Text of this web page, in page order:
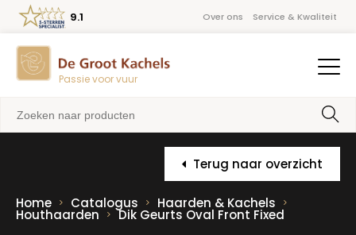
Over ons Service & Kwaliteit
Passie voor vuur
9.1
Terug naar overzicht
Home Catalogus Haarden & Kachels
Houthaarden Dik Geurts Oval Front Fixed